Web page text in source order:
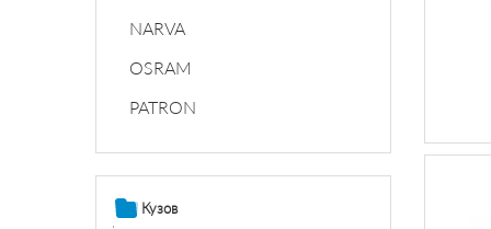
NARVA
OSRAM
PATRON
Кузов